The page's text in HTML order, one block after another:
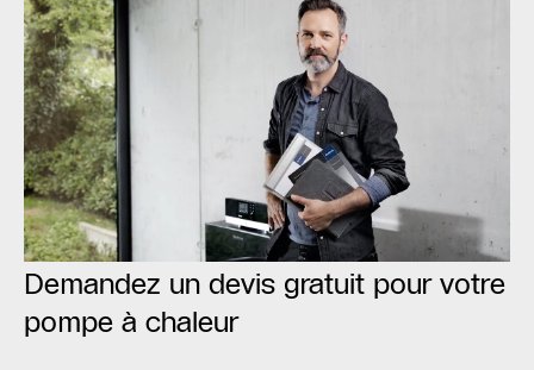
Demandez un devis gratuit pour votre
pompe à chaleur